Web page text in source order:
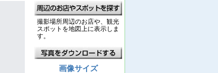
撮影場所周辺のお店や、観光
スポットを地図上に表示しま
す。
画像サイズ